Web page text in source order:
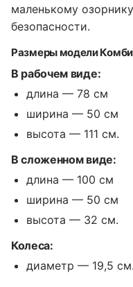
маленькому
безопасности.
Размеры модели
В рабочем виде:
длина — 78 см
ширина — 50 см
высота — 111 см.
В сложенном виде:
длина — 100 см
ширина — 50 см
высота — 32 см.
Колеса:
диаметр — 19,5 см.